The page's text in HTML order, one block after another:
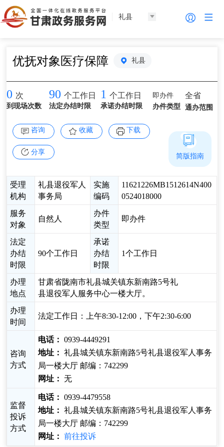
礼县
优抚对象医疗保障 礼县
0 次
到现场次数
90 个工作日
法定办结时限
1 个工作日
承诺办结时限
即办件
办件类型
全省
通办范围
咨询 收藏 下载
分享
受理
机构
礼县退役军人
事务局
实施
编码
11621226MB1512614N400
0524018000
服务
对象
自然人
办件
类型
即办件
法定
办结
时限
90个工作日
承诺
办结
时限
1个工作日
办理
地点
甘肃省陇南市礼县城关镇东新南路5号礼
县退役军人服务中心一楼大厅。
办理
时间
法定工作日：上午8:30-12:00，下午2:30-6:00
咨询
方式
电话： 0939-4449291
地址： 礼县城关镇东新南路5号礼县退役军人事务
局一楼大厅 邮编：742299
网址： 无
监督
投诉
方式
电话： 0939-4479558
地址： 礼县城关镇东新南路5号礼县退役军人事务
局一楼大厅 邮编：742299
网址： 前往投诉
简版指南